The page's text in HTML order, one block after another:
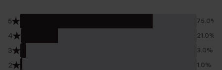
5 75.0%
4 21.0%
3 3.0%
2 1.0%